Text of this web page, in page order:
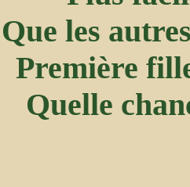
Que les
Première
Quelle